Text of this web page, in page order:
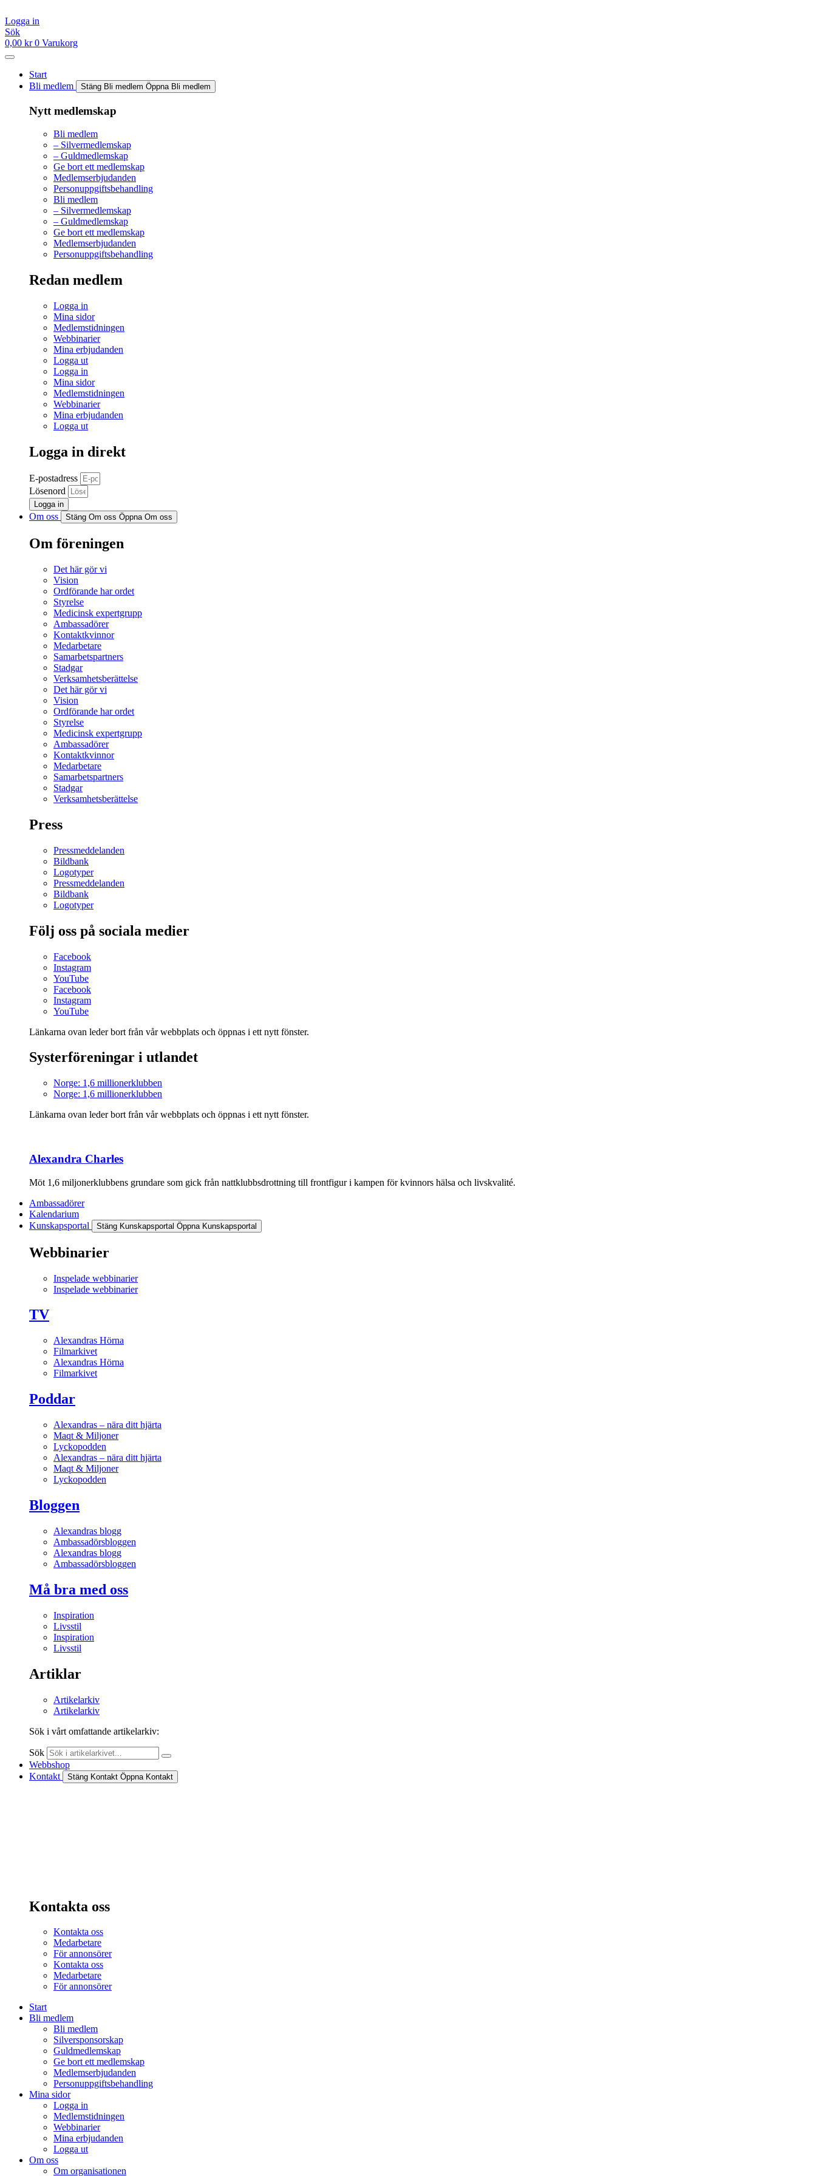
till
innehåll
Logga in
Sök
0,00 kr 0 Varukorg
Start
Bli medlem
Stäng Bli medlem Öppna Bli medlem
Nytt medlemskap
Bli medlem
– Silvermedlemskap
– Guldmedlemskap
Ge bort ett medlemskap
Medlemserbjudanden
Personuppgiftsbehandling
Bli medlem
– Silvermedlemskap
– Guldmedlemskap
Ge bort ett medlemskap
Medlemserbjudanden
Personuppgiftsbehandling
Redan medlem
Logga in
Mina sidor
Medlemstidningen
Webbinarier
Mina erbjudanden
Logga ut
Logga in
Mina sidor
Medlemstidningen
Webbinarier
Mina erbjudanden
Logga ut
Logga in direkt
E-postadress
Lösenord
Logga in
Om oss Stäng Om oss Öppna Om oss
Om föreningen
Det här gör vi
Vision
Ordförande har ordet
Styrelse
Medicinsk expertgrupp
Ambassadörer
Kontaktkvinnor
Medarbetare
Samarbetspartners
Stadgar
Verksamhetsberättelse
Det här gör vi
Vision
Ordförande har ordet
Styrelse
Medicinsk expertgrupp
Ambassadörer
Kontaktkvinnor
Medarbetare
Samarbetspartners
Stadgar
Verksamhetsberättelse
Press
Pressmeddelanden
Bildbank
Logotyper
Pressmeddelanden
Bildbank
Logotyper
Följ oss på sociala medier
Facebook
Instagram
YouTube
Facebook
Instagram
YouTube
Länkarna ovan leder bort från vår webbplats och öppnas i ett nytt fönster.
Systerföreningar i utlandet
Norge: 1,6 millionerklubben
Norge: 1,6 millionerklubben
Länkarna ovan leder bort från vår webbplats och öppnas i ett nytt fönster.
Alexandra Charles
Möt 1,6 miljonerklubbens grundare som gick från nattklubbsdrottning till frontfigur i kampen för kvinnors hälsa och livskvalité.
Ambassadörer
Kalendarium
Kunskapsportal
Stäng Kunskapsportal Öppna Kunskapsportal
Webbinarier
Inspelade webbinarier
Inspelade webbinarier
TV
Alexandras Hörna
Filmarkivet
Alexandras Hörna
Filmarkivet
Poddar
Alexandras – nära ditt hjärta
Maqt & Miljoner
Lyckopodden
Alexandras – nära ditt hjärta
Maqt & Miljoner
Lyckopodden
Bloggen
Alexandras blogg
Ambassadörsbloggen
Alexandras blogg
Ambassadörsbloggen
Må bra med oss
Inspiration
Livsstil
Inspiration
Livsstil
Artiklar
Artikelarkiv
Artikelarkiv
Sök i vårt omfattande artikelarkiv:
Sök
Webbshop
Kontakt
Stäng Kontakt Öppna Kontakt
Kontakta oss
Kontakta oss
Medarbetare
För annonsörer
Kontakta oss
Medarbetare
För annonsörer
Start
Bli medlem
Bli medlem
Silversponsorskap
Guldmedlemskap
Ge bort ett medlemskap
Medlemserbjudanden
Personuppgiftsbehandling
Mina sidor
Logga in
Medlemstidningen
Webbinarier
Mina erbjudanden
Logga ut
Om oss
Om organisationen